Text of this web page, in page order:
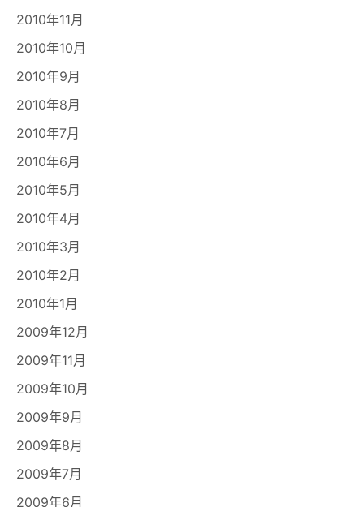
2010年11月
2010年10月
2010年9月
2010年8月
2010年7月
2010年6月
2010年5月
2010年4月
2010年3月
2010年2月
2010年1月
2009年12月
2009年11月
2009年10月
2009年9月
2009年8月
2009年7月
2009年6月